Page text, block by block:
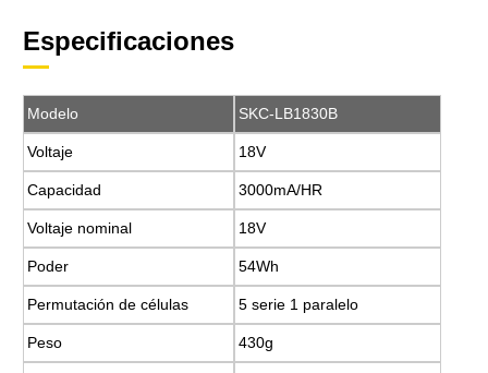
Especificaciones
Modelo SKC-LB1830B
Voltaje 18V
Capacidad 3000mA/HR
Voltaje nominal 18V
Poder 54Wh
Permutación de células 5 serie 1 paralelo
Peso 430g